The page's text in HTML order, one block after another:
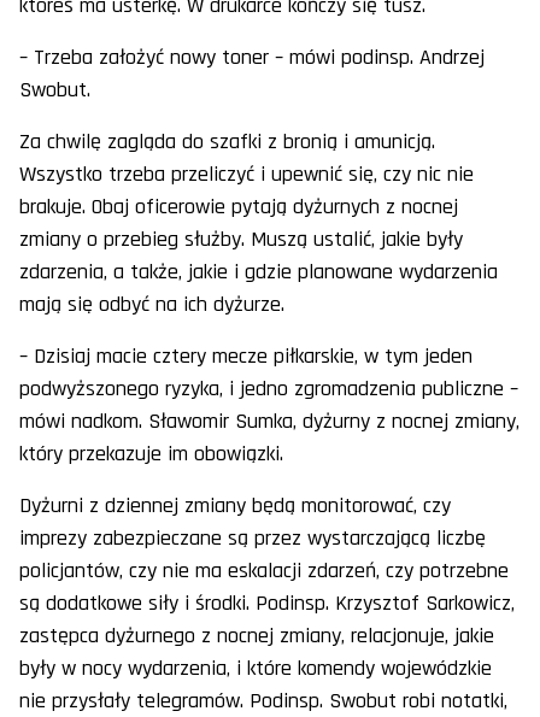
któreś ma usterkę. W drukarce kończy się tusz.
– Trzeba założyć nowy toner – mówi podinsp. Andrzej
Swobut.
Za chwilę zagląda do szafki z bronią i amunicją.
Wszystko trzeba przeliczyć i upewnić się, czy nic nie
brakuje. Obaj oficerowie pytają dyżurnych z nocnej
zmiany o przebieg służby. Muszą ustalić, jakie były
zdarzenia, a także, jakie i gdzie planowane wydarzenia
mają się odbyć na ich dyżurze.
– Dzisiaj macie cztery mecze piłkarskie, w tym jeden
podwyższonego ryzyka, i jedno zgromadzenia publiczne –
mówi nadkom. Sławomir Sumka, dyżurny z nocnej zmiany,
który przekazuje im obowiązki.
Dyżurni z dziennej zmiany będą monitorować, czy
imprezy zabezpieczane są przez wystarczającą liczbę
policjantów, czy nie ma eskalacji zdarzeń, czy potrzebne
są dodatkowe siły i środki. Podinsp. Krzysztof Sarkowicz,
zastępca dyżurnego z nocnej zmiany, relacjonuje, jakie
były w nocy wydarzenia, i które komendy wojewódzkie
nie przysłały telegramów. Podinsp. Swobut robi notatki,